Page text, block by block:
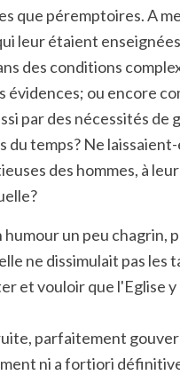
que péremptoires. A
leur étaient
des conditions
ou encore
par des nécessités
temps? Ne
des hommes, à
humour un peu
ne dissimulait pas
et vouloir que
parfaitement
ni a fortiori